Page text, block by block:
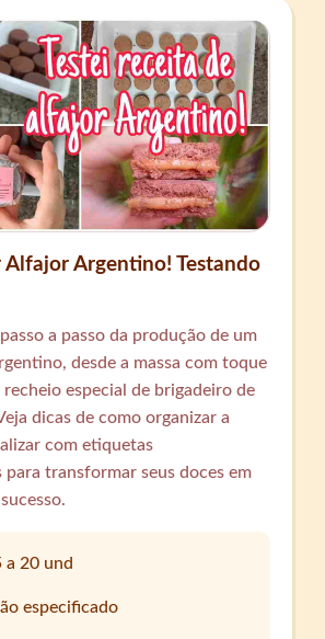
Alfajor Argentino! Testando
a passo da produção de um
desde a massa com toque
recheio especial de brigadeiro de
dicas de como organizar a
com etiquetas
para transformar seus doces em
a 20 und
especificado